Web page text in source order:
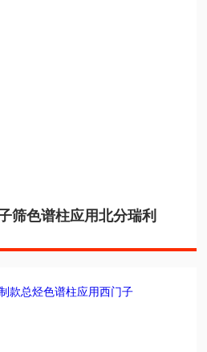
筛色谱柱应用北分瑞利